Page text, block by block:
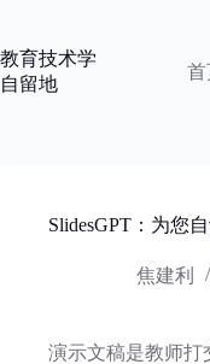
内
容
教育技术学
自留地
首
SlidesGPT：为您
焦建利
演示文稿是教师打